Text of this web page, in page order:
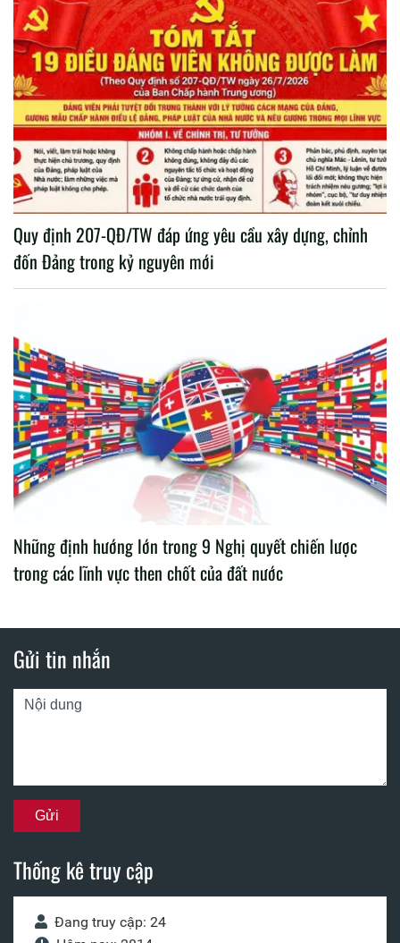
Quy định 207-QĐ/TW đáp ứng yêu cầu xây dựng, chỉnh
đốn Đảng trong kỷ nguyên mới
Những định hướng lớn trong 9 Nghị quyết chiến lược
trong các lĩnh vực then chốt của đất nước
Gửi tin nhắn
Thống kê truy cập
Đang truy cập: 24